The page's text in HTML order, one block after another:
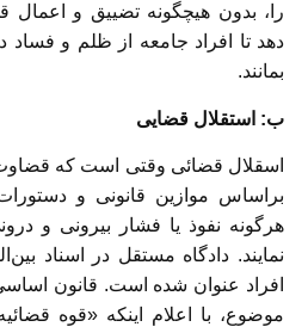
را، بدون هیچگونه تضییق و اعمال
دهد تا افراد جامعه از ظلم و
بمانند.
ب: استقلال قضایی
اسقلال قضائی وقتی است که
براساس موازین قانونی و
هرگونه نفوذ یا فشار بیرونی و
نمایند. دادگاه مستقل در اسناد
افراد عنوان‌ شده است. قانون
موضوع، با اعلام اینکه «قوه